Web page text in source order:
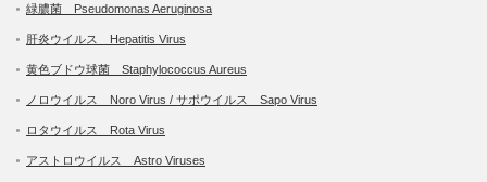
緑膿菌 Pseudomonas Aeruginosa
肝炎ウイルス Hepatitis Virus
黄色ブドウ球菌 Staphylococcus Aureus
ノロウイルス Noro Virus / サポウイルス Sapo Virus
ロタウイルス Rota Virus
アストロウイルス Astro Viruses